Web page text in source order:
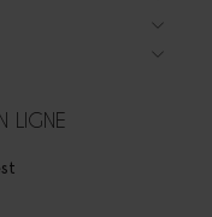
LIGNE